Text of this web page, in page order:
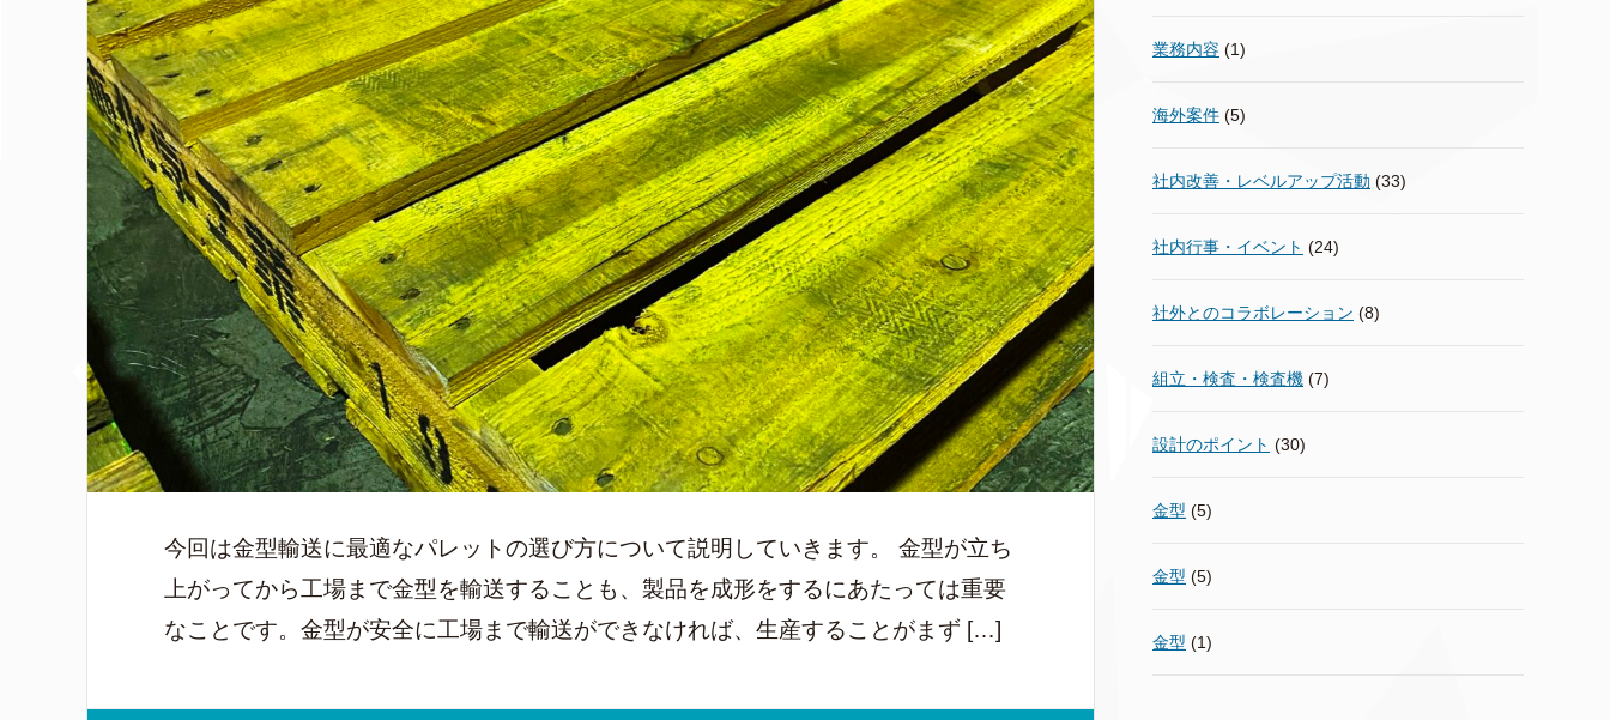
今回は金型輸送に最適なパレットの選び方について説明していきます。 金型が立ち
上がってから工場まで金型を輸送することも、製品を成形をするにあたっては重要
なことです。金型が安全に工場まで輸送ができなければ、生産することがまず […]
業務内容 (1)
海外案件 (5)
社内改善・レベルアップ活動 (33)
社内行事・イベント (24)
社外とのコラボレーション (8)
組立・検査・検査機 (7)
設計のポイント (30)
金型 (5)
金型 (5)
金型 (1)